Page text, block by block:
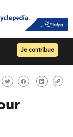
Je contribue